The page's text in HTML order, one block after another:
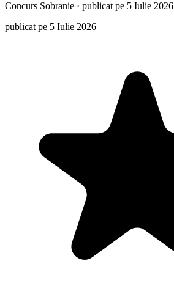
Concurs Sobranie · publicat pe 5 Iulie 2026
publicat pe 5 Iulie 2026